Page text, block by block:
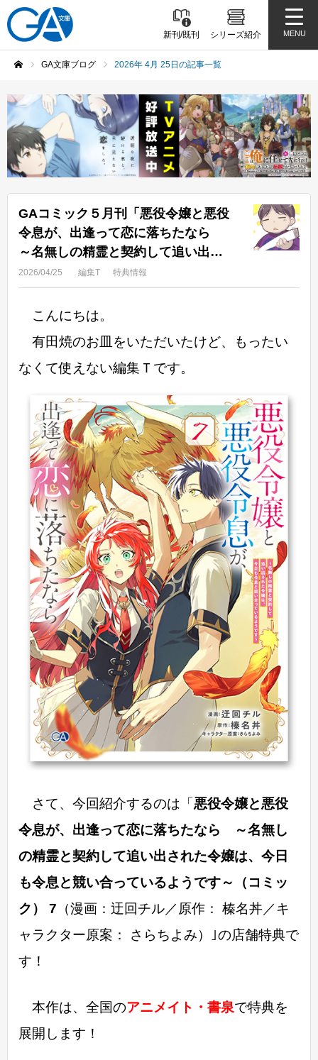
新刊/既刊 シリーズ紹介 MENU
GA文庫ブログ 2026年 4月 25日の記事一覧
GAコミック５月刊「悪役令嬢と悪役
令息が、出逢って恋に落ちたなら
～名無しの精霊と契約して追い出さ
れた令嬢は、今日も令息と競い合っ
ているようです～（コミック） 7」
店舗特典情報！
2026/04/25 編集T 特典情報
こんにちは。
有田焼のお皿をいただいたけど、もったい
なくて使えない編集Ｔです。
さて、今回紹介するのは「 悪役令嬢と悪役
令息が、出逢って恋に落ちたなら ～名無し
の精霊と契約して追い出された令嬢は、今日
も令息と競い合っているようです～（コミッ
ク） 7 （漫画：迂回チル／原作： 榛名丼／キ
ャラクター原案： さらちよみ）｣の店舗特典で
す！
本作は、全国のアニメイト・書泉で特典を
展開します！